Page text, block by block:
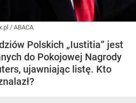
/ ABACA
Polskich „Iustitia” jest
do Pokojowej Nagrody
ujawniając listę. Kto